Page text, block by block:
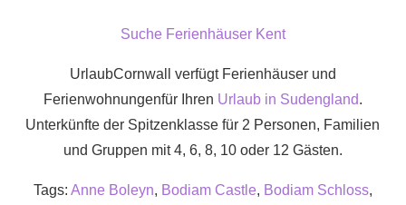
Suche Ferienhäuser Kent
UrlaubCornwall verfügt Ferienhäuser und
Ferienwohnungenfür Ihren Urlaub in Sudengland.
Unterkünfte der Spitzenklasse für 2 Personen, Familien
und Gruppen mit 4, 6, 8, 10 oder 12 Gästen.
Tags: Anne Boleyn, Bodiam Castle, Bodiam Schloss,